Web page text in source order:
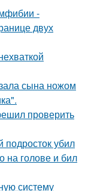
-
двух
сына ножом
проверить
подросток убил
на голове и бил
систему